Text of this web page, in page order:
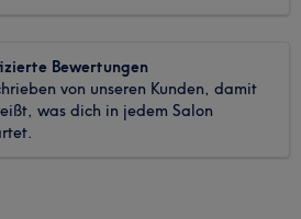
Bewertungen
von unseren Kunden, damit
was dich in jedem Salon